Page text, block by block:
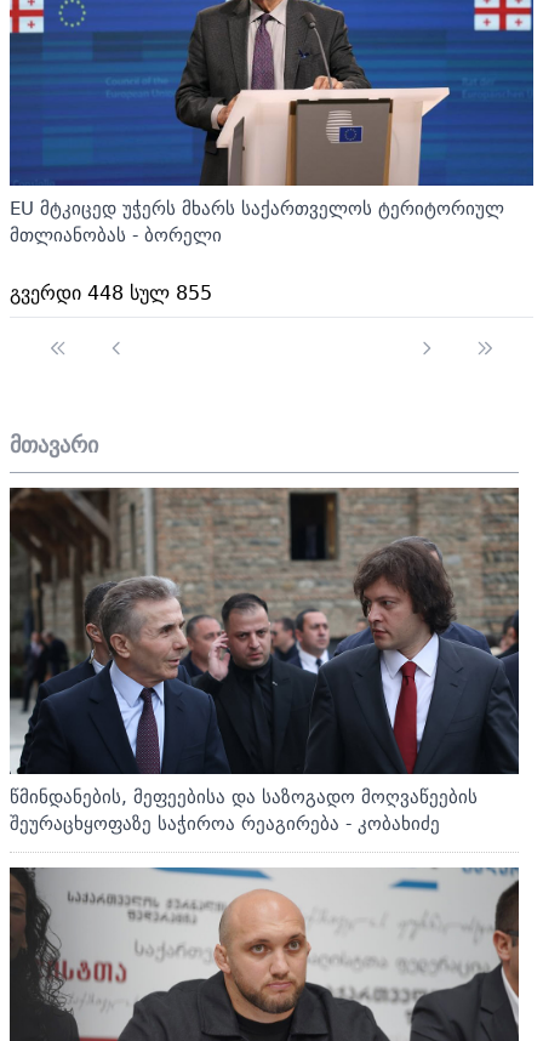
EU მტკიცედ უჭერს მხარს საქართველოს ტერიტორიულ
მთლიანობას - ბორელი
გვერდი 448 სულ 855
მთავარი
წმინდანების, მეფეებისა და საზოგადო მოღვაწეების
შეურაცხყოფაზე საჭიროა რეაგირება - კობახიძე